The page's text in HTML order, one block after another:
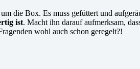
die Box. Es muss gefüttert und
ist. Macht ihn darauf aufmerksam,
wohl auch schon geregelt?!